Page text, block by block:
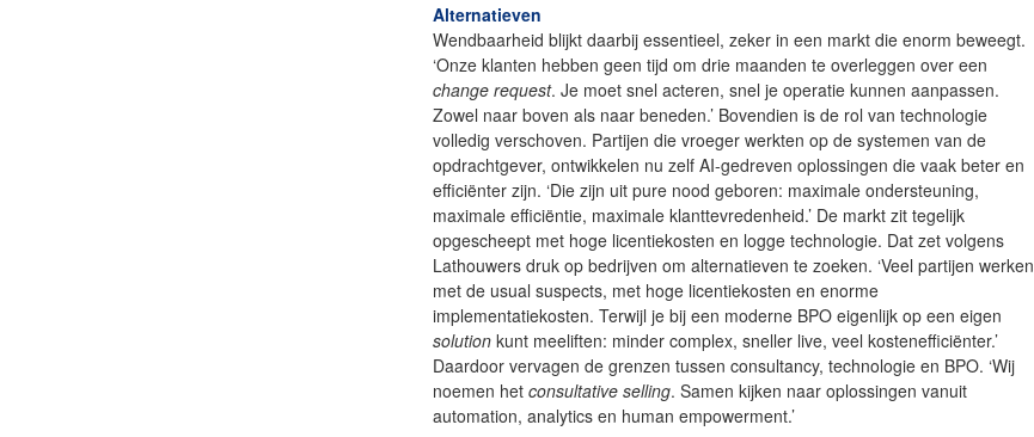
Alternatieven
Wendbaarheid blijkt daarbij essentieel, zeker in een markt die enorm beweegt.
‘Onze klanten hebben geen tijd om drie maanden te overleggen over een
change request. Je moet snel acteren, snel je operatie kunnen aanpassen.
Zowel naar boven als naar beneden.’ Bovendien is de rol van technologie
volledig verschoven. Partijen die vroeger werkten op de systemen van de
opdrachtgever, ontwikkelen nu zelf AI-gedreven oplossingen die vaak beter en
efficiënter zijn. ‘Die zijn uit pure nood geboren: maximale ondersteuning,
maximale efficiëntie, maximale klanttevredenheid.’ De markt zit tegelijk
opgescheept met hoge licentiekosten en logge technologie. Dat zet volgens
Lathouwers druk op bedrijven om alternatieven te zoeken. ‘Veel partijen werken
met de usual suspects, met hoge licentiekosten en enorme
implementatiekosten. Terwijl je bij een moderne BPO eigenlijk op een eigen
solution kunt meeliften: minder complex, sneller live, veel kostenefficiënter.’
Daardoor vervagen de grenzen tussen consultancy, technologie en BPO. ‘Wij
noemen hetconsultative selling. Samen kijken naar oplossingen vanuit
automation, analytics en human empowerment.’